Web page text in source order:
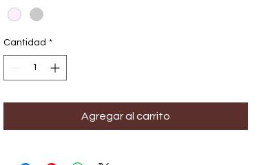
Cantidad *
Agregar al carrito